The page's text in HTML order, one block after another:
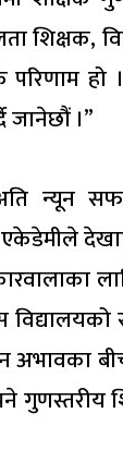
शिक्षक,
परिणाम
जानेछौं ।”
न्यून
एकेडेमीले
अभावका
गुणस्तरीय